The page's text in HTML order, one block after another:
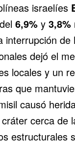
israelíes
6,9%y 3,8%
interrupción
dejó el
locales y un
que
causó
cerca de
estructurales